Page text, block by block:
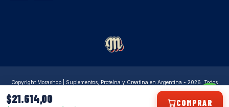
$21.614,00 COMPRAR
Copyright Morashop | Suplementos, Proteína y Creatina en Argentina - 2026. Todos
Defensa de las y los consumidores. Para reclamos ingresá acá.